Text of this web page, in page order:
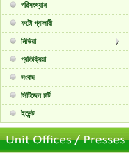
পরিসংখ্যান
ফটো গ্যালারী
মিডিয়া
প্রতিক্রিয়া
সংবাদ
সিটিজেন চার্ট
ইভেন্ট